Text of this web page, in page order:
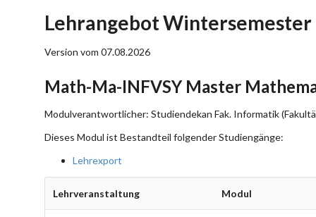
Lehrangebot
Version vom 07.08.2026
Math-Ma-INFVSY Master
Modulverantwortlicher: Studiendekan Fak. Informatik
Dieses Modul ist Bestandteil folgender Studiengänge:
Lehrexport
Lehrveranstaltung Modul